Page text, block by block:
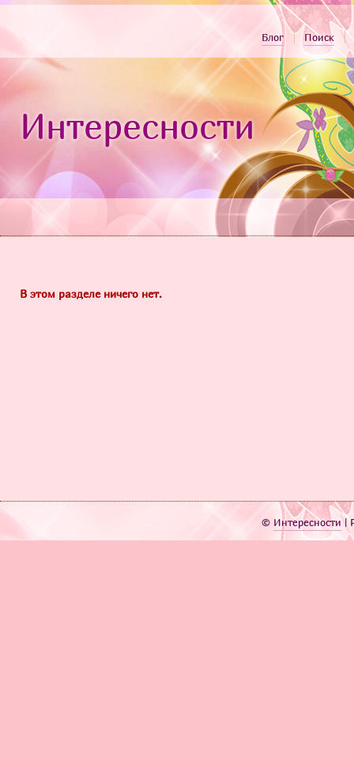
Блог Поиск
Интересности
В этом разделе ничего нет.
© Интересности|